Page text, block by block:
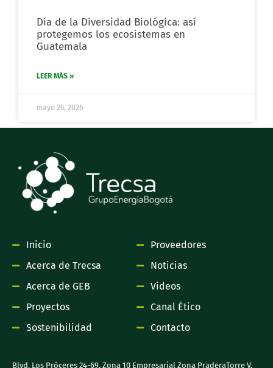
Día de la Diversidad Biológica: así
protegemos los ecosistemas en
Guatemala
LEER MÁS »
mayo 26, 2026
Inicio
Acerca de Trecsa
Acerca de GEB
Proyectos
Sostenibilidad
Proveedores
Noticias
Videos
Canal Ético
Contacto
Blvd. Los Próceres 24-69, Zona 10 Empresarial Zona PraderaTorre V,